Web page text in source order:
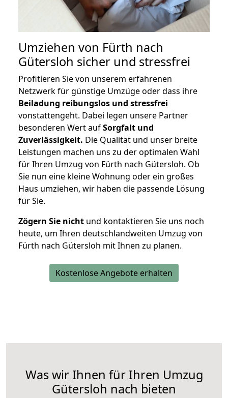
Umziehen von Fürth nach
Gütersloh sicher und stressfrei
Profitieren Sie von unserem erfahrenen
Netzwerk für günstige Umzüge oder dass ihre
Beiladung reibungslos und stressfrei
vonstattengeht. Dabei legen unsere Partner
besonderen Wert aufSorgfalt und
Zuverlässigkeit. Die Qualität und unser breite
Leistungen machen uns zu der optimalen Wahl
für Ihren Umzug von Fürth nach Gütersloh. Ob
Sie nun eine kleine Wohnung oder ein großes
Haus umziehen, wir haben die passende Lösung
für Sie.
Zögern Sie nicht und kontaktieren Sie uns noch
heute, um Ihren deutschlandweiten Umzug von
Fürth nach Gütersloh mit Ihnen zu planen.
Kostenlose Angebote erhalten
Was wir Ihnen für Ihren Umzug
Gütersloh nach bieten